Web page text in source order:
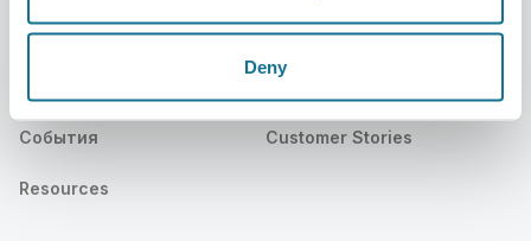
Deny
Новости
События
Resources
Планы для хирурга
Customer Stories